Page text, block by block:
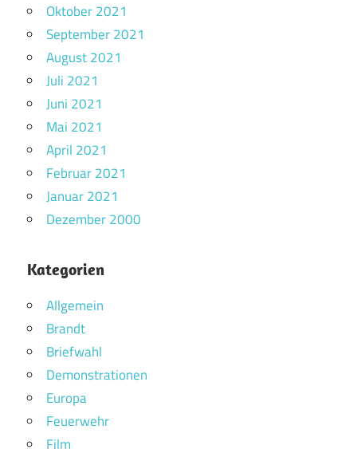
Oktober 2021
September 2021
August 2021
Juli 2021
Juni 2021
Mai 2021
April 2021
Februar 2021
Januar 2021
Dezember 2000
Kategorien
Allgemein
Brandt
Briefwahl
Demonstrationen
Europa
Feuerwehr
Film